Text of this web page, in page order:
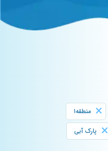
× منطقه۱
× پارک آبی